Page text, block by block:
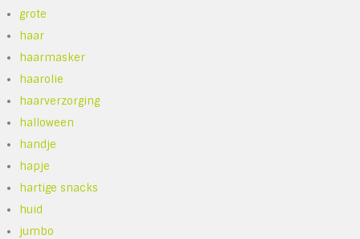
grote
haar
haarmasker
haarolie
haarverzorging
halloween
handje
hapje
hartige snacks
huid
jumbo